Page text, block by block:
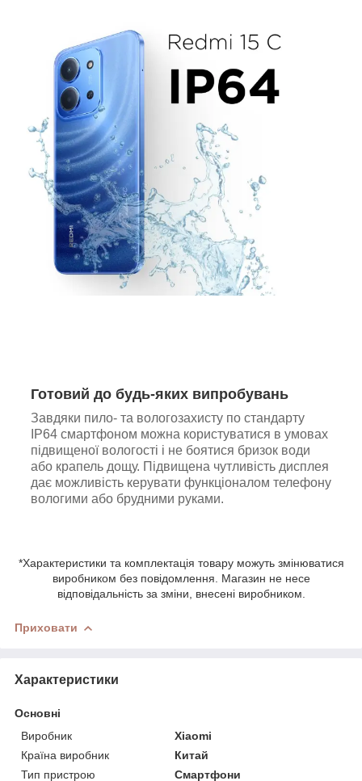
Готовий до будь-яких випробувань
Завдяки пило- та вологозахисту по стандарту
IP64 смартфоном можна користуватися в умовах
підвищеної вологості і не боятися бризок води
або крапель дощу. Підвищена чутливість дисплея
дає можливість керувати функціоналом телефону
вологими або брудними руками.
*Характеристики та комплектація товару можуть змінюватися
виробником без повідомлення. Магазин не несе
відповідальність за зміни, внесені виробником.
Приховати
Характеристики
Основні
Виробник
Xiaomi
Країна виробник
Китай
Тип пристрою
Смартфони